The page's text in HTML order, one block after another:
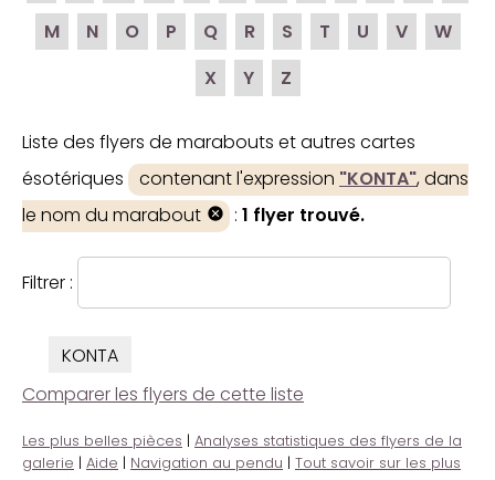
M
N O P Q R S T U V
W
X
Y Z
Liste des flyers de marabouts et autres cartes
ésotériques
contenant l'expression "KONTA", dans
le nom du marabout
: 1 flyer trouvé.
Filtrer :
KONTA
Comparer les flyers de cette liste
Les plus belles pièces | Analyses statistiques des flyers de la
galerie | Aide | Navigation au pendu | Tout savoir sur les plus